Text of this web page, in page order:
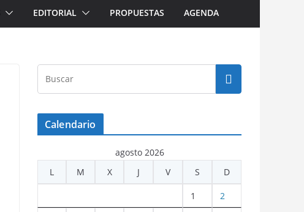
EDITORIAL PROPUESTAS AGENDA
Calendario
agosto 2026
L
M X J V S D
1 2